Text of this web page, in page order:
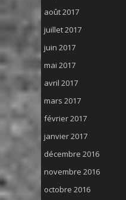
août 2017
juillet 2017
juin 2017
mai 2017
avril 2017
mars 2017
février 2017
janvier 2017
décembre 2016
novembre 2016
octobre 2016